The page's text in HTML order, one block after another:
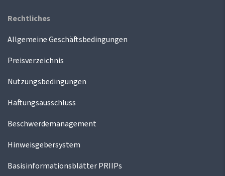
Rechtliches
Allgemeine Geschäftsbedingungen
Preisverzeichnis
Nutzungsbedingungen
Haftungsausschluss
Beschwerdemanagement
Hinweisgebersystem
Basisinformationsblätter PRIIPs